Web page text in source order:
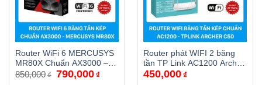
Router WiFi 6 MERCUSYS
MR80X Chuẩn AX3000 –
Tốc Độ Đỉnh Cao, Kết Nối
850,000 ₫ Giá
gốc
790,000 ₫Giá
hiện
Router phát WIFI 2 băng
tần TP Link AC1200 Archer
C50
450,000 ₫